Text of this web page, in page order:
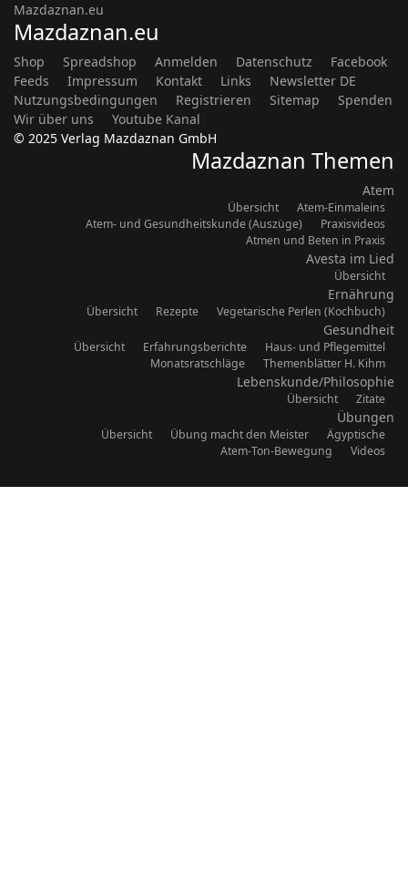
Mazdaznan.eu
Mazdaznan.eu
Shop Spreadshop Anmelden Datenschutz
Facebook
Feeds
Impressum Kontakt Links
Newsletter DE
Nutzungsbedingungen
Registrieren Sitemap
Spenden
Wir über uns
Youtube Kanal
© 2025 Verlag Mazdaznan GmbH
Mazdaznan Themen
Atem
Übersicht
Atem-Einmaleins
Atem- und Gesundheitskunde (Auszüge)
Praxisvideos
Atmen und Beten in Praxis
Avesta im Lied
Übersicht
Ernährung
Übersicht Rezepte Vegetarische Perlen (Kochbuch)
Gesundheit
Übersicht Erfahrungsberichte
Haus- und Pflegemittel
Monatsratschläge
Themenblätter H. Kihm
Lebenskunde/Philosophie
Übersicht Zitate
Übungen
Übersicht Übung macht den Meister
Ägyptische
Atem-Ton-Bewegung
Videos